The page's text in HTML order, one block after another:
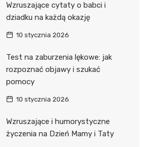
Wzruszające cytaty o babci i
dziadku na każdą okazję
10 stycznia 2026
Test na zaburzenia lękowe: jak
rozpoznać objawy i szukać
pomocy
10 stycznia 2026
Wzruszające i humorystyczne
życzenia na Dzień Mamy i Taty